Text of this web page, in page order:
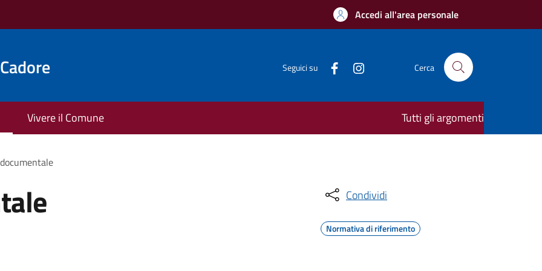
Accedi all'area personale
Seguici su Cerca
Vivere il Comune Tutti gli argomenti
Condividi
Normativa di riferimento